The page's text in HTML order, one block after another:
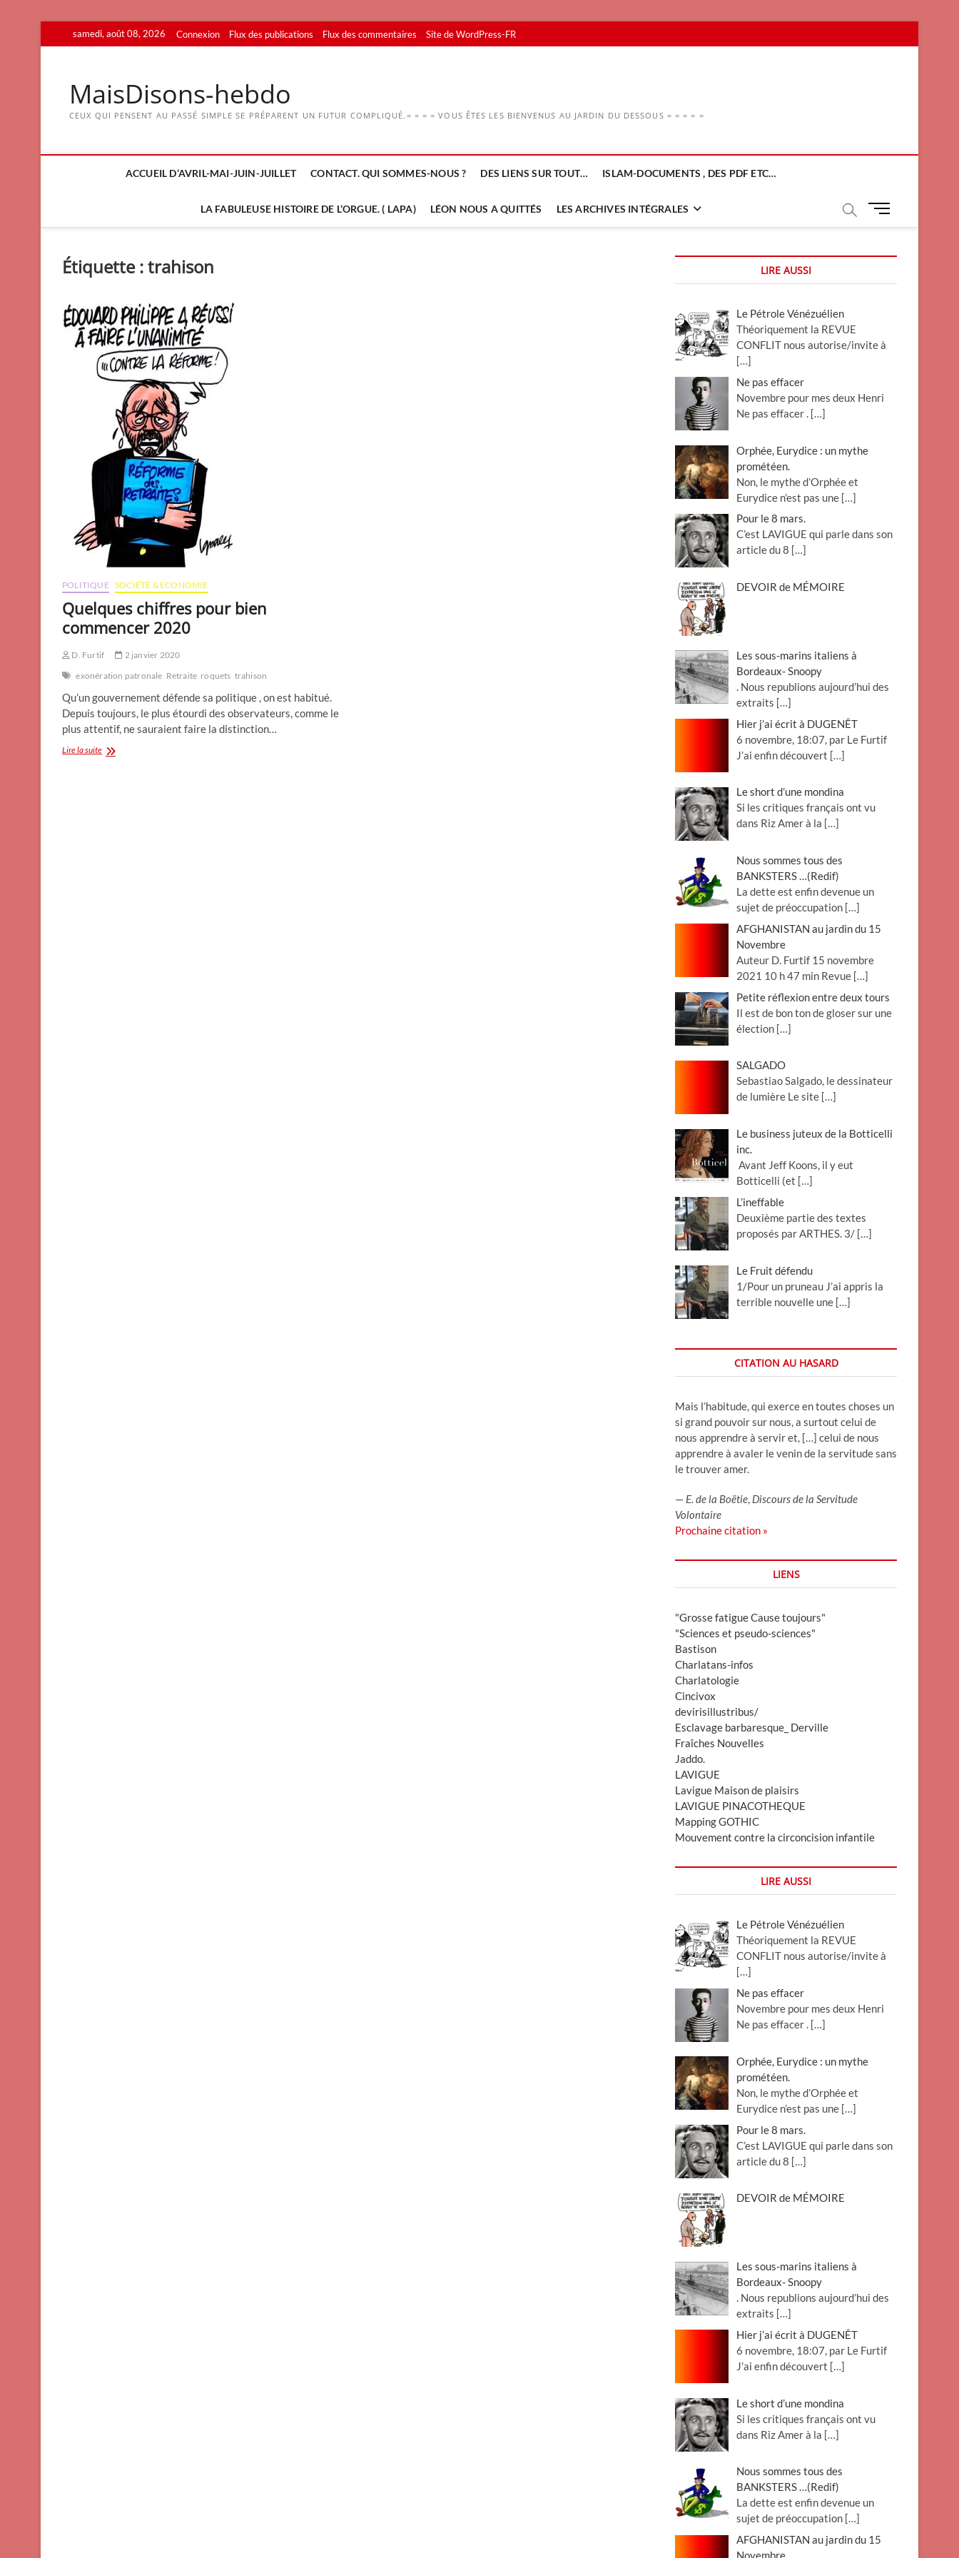
to
samedi, août 08, 2026 Connexion Flux des publications Flux des commentaires Site de WordPress-FR
MaisDisons-hebdo
CEUX QUI PENSENT AU PASSÉ SIMPLE SE PRÉPARENT UN FUTUR COMPLIQUÉ.= = = = VOUS ÊTES LES BIENVENUS AU JARDIN DU DESSOUS = = = = =
ACCUEIL D’AVRIL-MAI-JUIN-JUILLET CONTACT. QUI SOMMES-NOUS ? DES LIENS SUR TOUT… ISLAM-DOCUMENTS , DES PDF ETC…
LA FABULEUSE HISTOIRE DE L’ORGUE. ( LAPA) LÉON NOUS A QUITTÉS LES ARCHIVES INTÉGRALES
M
u
u
n
Étiquette :trahison
POLITIQUE SOCIÉTÉ & ECONOMIE
Quelques chiffres pour bien
commencer 2020
D. Furtif
2 janvier 2020
exonération patronale Retraite roquets trahison
Qu’un gouvernement défende sa politique , on est habitué.
Depuis toujours, le plus étourdi des observateurs, comme le
plus attentif, ne sauraient faire la distinction…
Lire la suiteQuelques
LIRE AUSSI
Le Pétrole Vénézuélien
Théoriquement la REVUE
CONFLIT nous autorise/invite à
[…]
Ne pas effacer
Novembre pour mes deux Henri
Ne pas effacer . […]
Orphée, Eurydice : un mythe
prométéen.
Non, le mythe d’Orphée et
Eurydice n’est pas une […]
Pour le 8 mars.
C’est LAVIGUE qui parle dans son
article du 8 […]
DEVOIR de MÉMOIRE
Les sous-marins italiens à
Bordeaux- Snoopy
. Nous republions aujourd’hui des
extraits […]
Hier j’ai écrit à DUGENÊT
6 novembre, 18:07, par Le Furtif
J’ai enfin découvert […]
Le short d’une mondina
Si les critiques français ont vu
dans Riz Amer à la […]
Nous sommes tous des
BANKSTERS …(Redif)
La dette est enfin devenue un
sujet de préoccupation […]
AFGHANISTAN au jardin du 15
Novembre
Auteur D. Furtif 15 novembre
2021 10 h 47 min Revue […]
Petite réflexion entre deux tours
Il est de bon ton de gloser sur une
élection […]
SALGADO
Sebastiao Salgado, le dessinateur
de lumière Le site […]
Le business juteux de la Botticelli
inc.
Avant Jeff Koons, il y eut
Botticelli (et […]
L’ineffable
Deuxième partie des textes
proposés par ARTHES. 3/ […]
Le Fruit défendu
1/Pour un pruneau J’ai appris la
terrible nouvelle une […]
CITATION AU HASARD
Mais l’habitude, qui exerce en toutes choses un
si grand pouvoir sur nous, a surtout celui de
nous apprendre à servir et, […] celui de nous
apprendre à avaler le venin de la servitude sans
le trouver amer.
— E. de la Boëtie, Discours de la Servitude
Volontaire
Prochaine citation »
LIENS
"Grosse fatigue Cause toujours"
"Sciences et pseudo-sciences"
Bastison
Charlatans-infos
Charlatologie
Cincivox
devirisillustribus/
Esclavage barbaresque_ Derville
Fraîches Nouvelles
Jaddo.
LAVIGUE
Lavigue Maison de plaisirs
LAVIGUE PINACOTHEQUE
Mapping GOTHIC
Mouvement contre la circoncision infantile
LIRE AUSSI
Le Pétrole Vénézuélien
Théoriquement la REVUE
CONFLIT nous autorise/invite à
[…]
Ne pas effacer
Novembre pour mes deux Henri
Ne pas effacer . […]
Orphée, Eurydice : un mythe
prométéen.
Non, le mythe d’Orphée et
Eurydice n’est pas une […]
Pour le 8 mars.
C’est LAVIGUE qui parle dans son
article du 8 […]
DEVOIR de MÉMOIRE
Les sous-marins italiens à
Bordeaux- Snoopy
. Nous republions aujourd’hui des
extraits […]
Hier j’ai écrit à DUGENÊT
6 novembre, 18:07, par Le Furtif
J’ai enfin découvert […]
Le short d’une mondina
Si les critiques français ont vu
dans Riz Amer à la […]
Nous sommes tous des
BANKSTERS …(Redif)
La dette est enfin devenue un
sujet de préoccupation […]
AFGHANISTAN au jardin du 15
Novembre